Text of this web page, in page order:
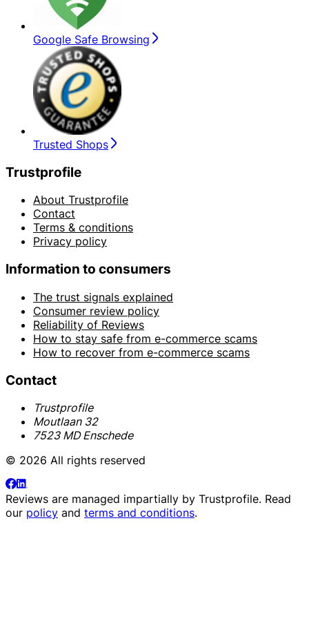
Google Safe Browsing
Trusted Shops
Trustprofile
About Trustprofile
Contact
Terms & conditions
Privacy policy
Information to consumers
The trust signals explained
Consumer review policy
Reliability of Reviews
How to stay safe from e-commerce scams
How to recover from e-commerce scams
Contact
Trustprofile
Moutlaan 32
7523 MD Enschede
© 2026 All rights reserved
Reviews are managed impartially by Trustprofile. Read
our policy and terms and conditions.